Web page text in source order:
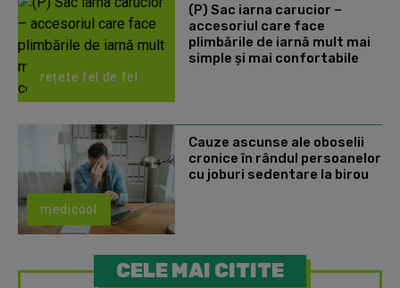
rețete fel de fel
(P) Sac iarna carucior –
accesoriul care face
plimbările de iarnă mult mai
simple și mai confortabile
medicool
Cauze ascunse ale oboselii
cronice în rândul persoanelor
cu joburi sedentare la birou
CELE MAI CITITE